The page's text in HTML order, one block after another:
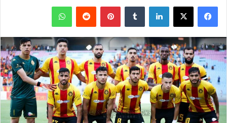
فيسبوك X لينكدإن بينتيريست واتساب